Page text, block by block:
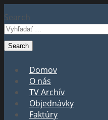
Search
Domov
O nás
TV Archív
Objednávky
Faktúry